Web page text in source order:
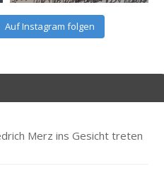
Auf Instagram folgen
Merz ins Gesicht treten